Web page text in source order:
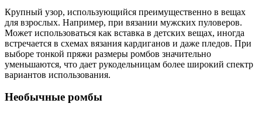
Крупный узор, использующийся преимущественно в вещах
для взрослых. Например, при вязании мужских пуловеров.
Может использоваться как вставка в детских вещах, иногда
встречается в схемах вязания кардиганов и даже пледов. При
выборе тонкой пряжи размеры ромбов значительно
уменьшаются, что дает рукодельницам более широкий спектр
вариантов использования.
Необычные ромбы